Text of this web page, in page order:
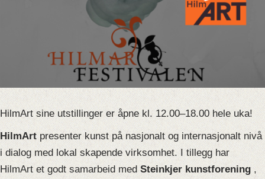
HilmArt sine utstillinger er åpne kl. 12.00–18.00 hele uka!
HilmArt presenter kunst på nasjonalt og internasjonalt nivå
i dialog med lokal skapende virksomhet. I tillegg har
HilmArt et godt samarbeid med Steinkjer kunstforening ,